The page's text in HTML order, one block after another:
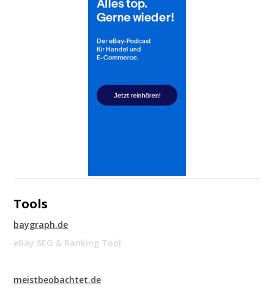
Tools
baygraph.de
eBay SEO & Ranking Tool
meistbeobachtet.de